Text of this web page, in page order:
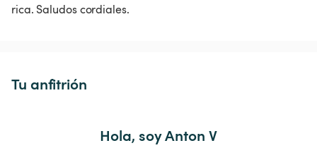
rica. Saludos cordiales.
Tu anfitrión
Hola, soy Anton V